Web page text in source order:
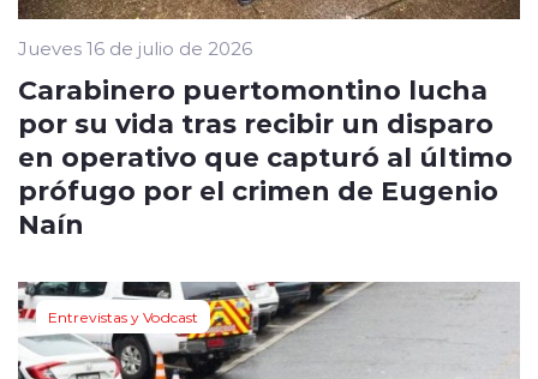
Jueves 16 de julio de 2026
Carabinero puertomontino lucha
por su vida tras recibir un disparo
en operativo que capturó al último
prófugo por el crimen de Eugenio
Naín
Entrevistas y Vodcast